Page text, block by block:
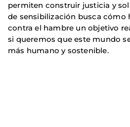
permiten construir justicia y
de sensibilización busca cómo
contra el hambre un objetivo
si queremos que este mundo
más humano y sostenible.